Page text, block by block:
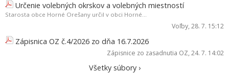
Určenie volebných okrskov a volebných miestností
Starosta obce Horné Orešany určil v obci Horné...
Voľby, 28. 7. 15:12
Zápisnica OZ č.4/2026 zo dňa 16.7.2026
Zápisnice zo zasadnutia OZ, 24. 7. 14:02
Všetky súbory ›